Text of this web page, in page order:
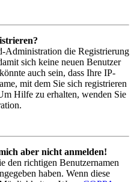
Administration die Registrierung
sich keine neuen Benutzer
auch sein, dass Ihre IP-
mit dem Sie sich registrieren
Hilfe zu erhalten, wenden Sie
aber nicht anmelden!
den richtigen Benutzernamen
haben. Wenn diese